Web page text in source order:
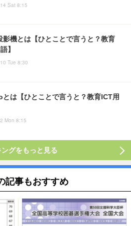
Sat 8:15
影機とは【ひとことで言うと？教育
】
Tue 8:30
は【ひとことで言うと？教育ICT用
Mon 8:15
ングをもっと見る
記事もおすすめ